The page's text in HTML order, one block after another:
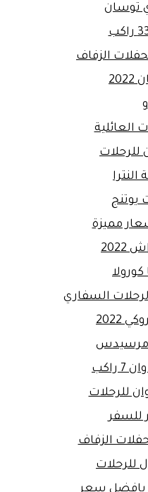
توسان
الزفاف
للرحلات
النترا
يوتنج
مميزة
2022
كورولا
السفاري
2022
مرسيدس
راكب
للرحلات
للسفر
الزفاف
للرحلات
بافضل سعر